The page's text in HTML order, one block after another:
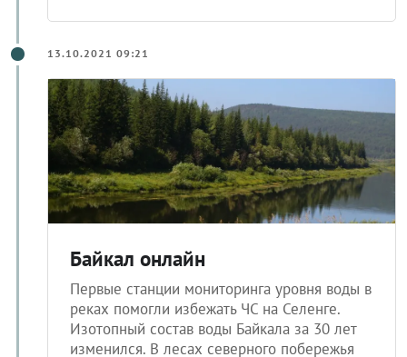
13.10.2021 09:21
Байкал онлайн
Первые станции мониторинга уровня воды в
реках помогли избежать ЧС на Селенге.
Изотопный состав воды Байкала за 30 лет
изменился. В лесах северного побережья